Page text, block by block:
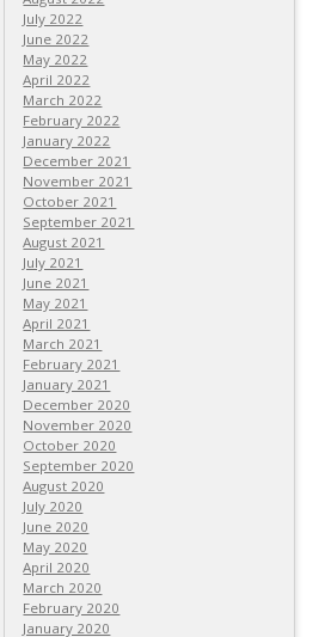
July 2022
June 2022
May 2022
April 2022
March 2022
February 2022
January 2022
December 2021
November 2021
October 2021
September 2021
August 2021
July 2021
June 2021
May 2021
April 2021
March 2021
February 2021
January 2021
December 2020
November 2020
October 2020
September 2020
August 2020
July 2020
June 2020
May 2020
April 2020
March 2020
February 2020
January 2020